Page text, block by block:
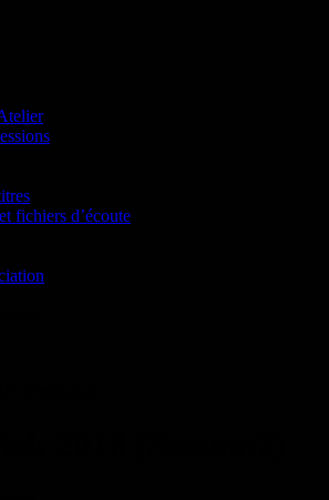
fichiers d’écoute
(Session2)
2018 (Session2)